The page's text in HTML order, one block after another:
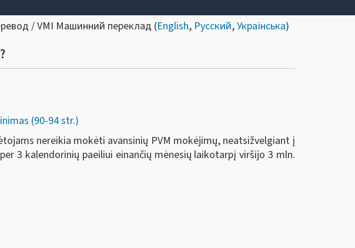
/ VMI Машинний переклад (English, Русский,Українська)
(90-94 str.)
nereikia mokėti avansinių PVM mokėjimų, neatsižvelgiant į
3 kalendorinių paeiliui einančių mėnesių laikotarpį viršijo 3 mln.